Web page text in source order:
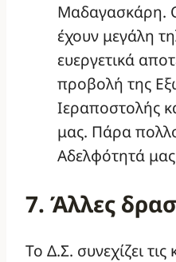
Μαδαγασκάρη.
έχουν μεγάλη
ευεργετικά
προβολή της
Ιεραποστολής
μας. Πάρα
Αδελφότητά
7. Άλλες
Το Δ.Σ. συνεχίζει